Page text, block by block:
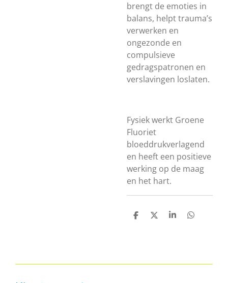
brengt de emoties in
balans, helpt trauma’s
verwerken en
ongezonde en
compulsieve
gedragspatronen en
verslavingen loslaten.
Fysiek werkt Groene
Fluoriet
bloeddrukverlagend
en heeft een positieve
werking op de maag
en het hart.
D
D
S
D